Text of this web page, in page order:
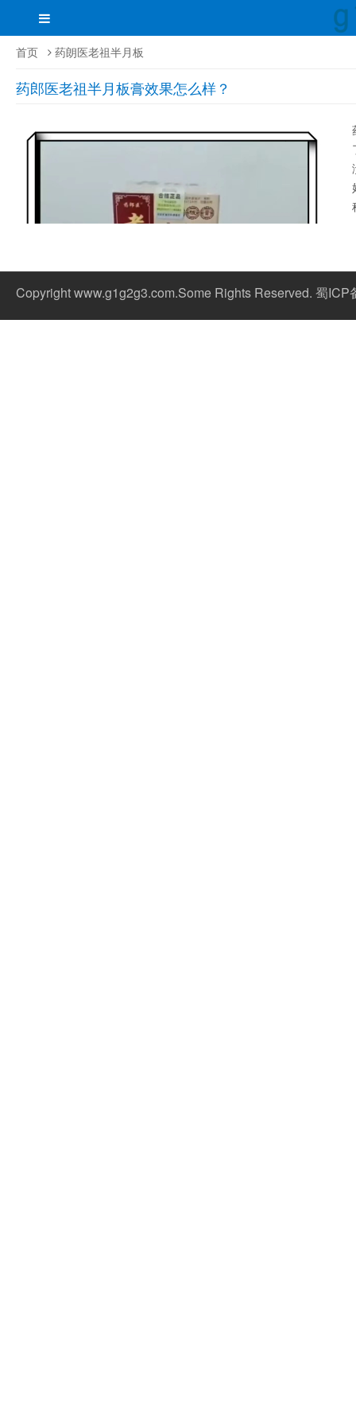
首页 药朗医老祖半月板
药郎医老祖半月板膏效果怎么样？
Copyright www.g1g2g3.com.Some Rights Reserved. 蜀ICP